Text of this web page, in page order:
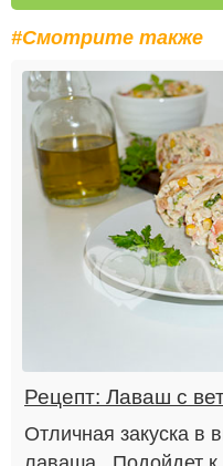
#Смотрите также
Рецепт: Лаваш с
Отличная закуска в